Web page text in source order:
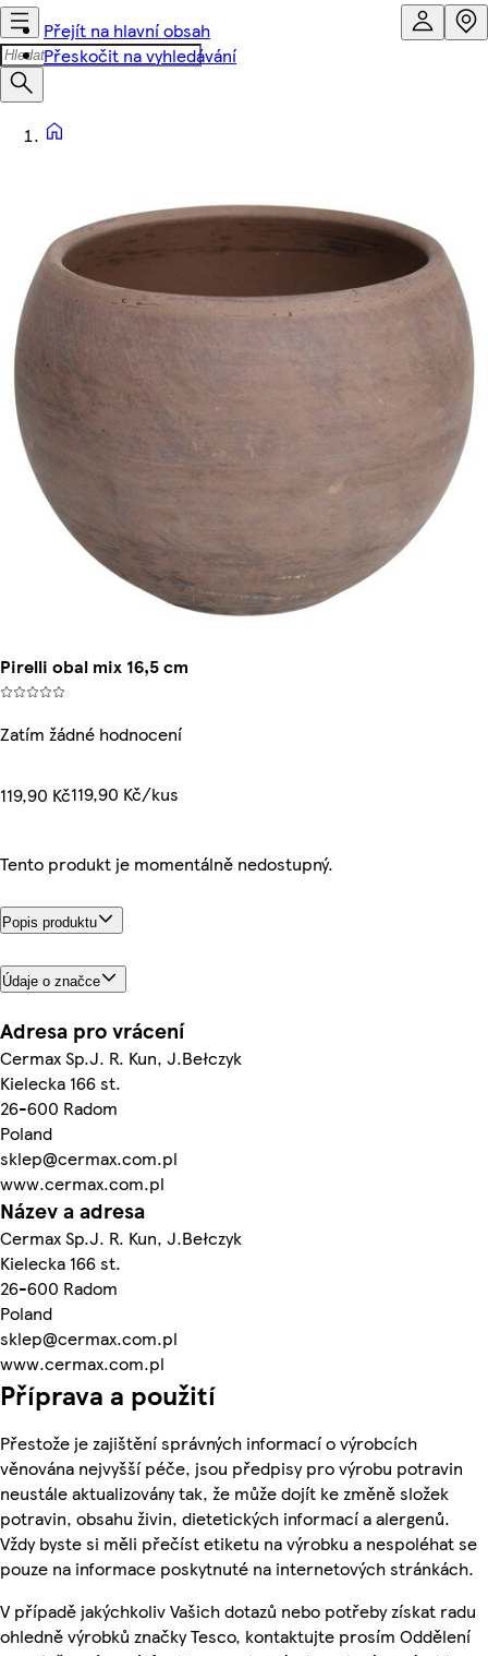
Přejít na hlavní obsah
Přeskočit na vyhledávání
Pirelli obal mix 16,5 cm
Zatím žádné hodnocení
119,90 Kč119,90 Kč/kus
Tento produkt je momentálně nedostupný.
Popis produktu
Údaje o značce
Adresa pro vrácení
Cermax Sp.J. R. Kun, J.Bełczyk
Kielecka 166 st.
26-600 Radom
Poland
sklep@cermax.com.pl
www.cermax.com.pl
Název a adresa
Cermax Sp.J. R. Kun, J.Bełczyk
Kielecka 166 st.
26-600 Radom
Poland
sklep@cermax.com.pl
www.cermax.com.pl
Příprava a použití
Přestože je zajištění správných informací o výrobcích
věnována nejvyšší péče, jsou předpisy pro výrobu potravin
neustále aktualizovány tak, že může dojít ke změně složek
potravin, obsahu živin, dietetických informací a alergenů.
Vždy byste si měli přečíst etiketu na výrobku a nespoléhat se
pouze na informace poskytnuté na internetových stránkách.
V případě jakýchkoliv Vašich dotazů nebo potřeby získat radu
ohledně výrobků značky Tesco, kontaktujte prosím Oddělení